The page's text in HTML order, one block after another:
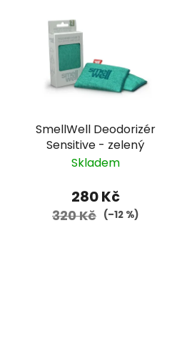
SmellWell Deodorizér
Sensitive - zelený
Skladem
280 Kč
320 Kč (–12 %)